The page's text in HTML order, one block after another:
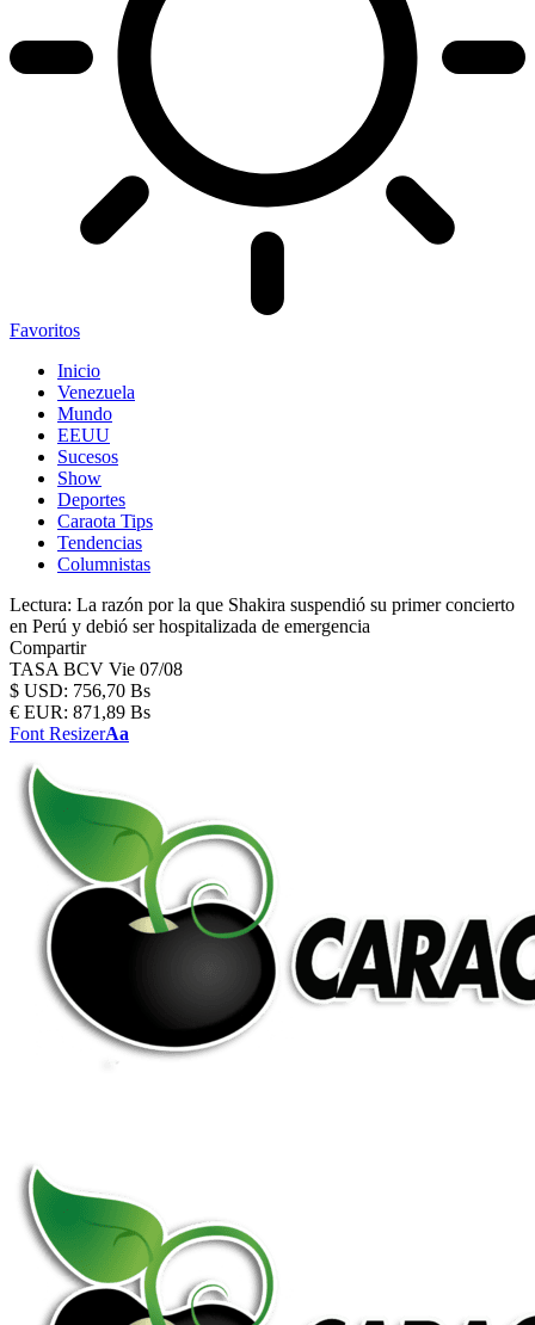
Favoritos
Inicio
Venezuela
Mundo
EEUU
Sucesos
Show
Deportes
Caraota Tips
Tendencias
Columnistas
Lectura: La razón por la que Shakira suspendió su primer concierto
en Perú y debió ser hospitalizada de emergencia
Compartir
TASA BCV Vie 07/08
$ USD: 756,70 Bs
€ EUR: 871,89 Bs
Font ResizerAa